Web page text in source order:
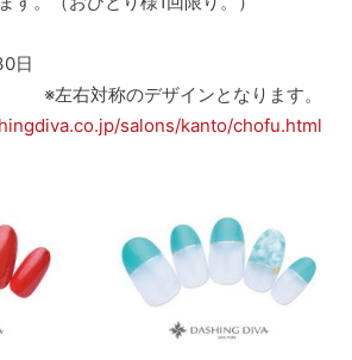
日
※左右対称のデザインとなります。
salons/kanto/chofu.html